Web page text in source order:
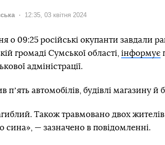
Дата:
12:35, 03 квітня 2024
о 09:25 російські окупанти завдали
громаді Сумської області, інформує
адміністрації.
пʼять автомобілів, будівлі магазину й
Також травмовано двох
сина», — зазначено в повідомленні.